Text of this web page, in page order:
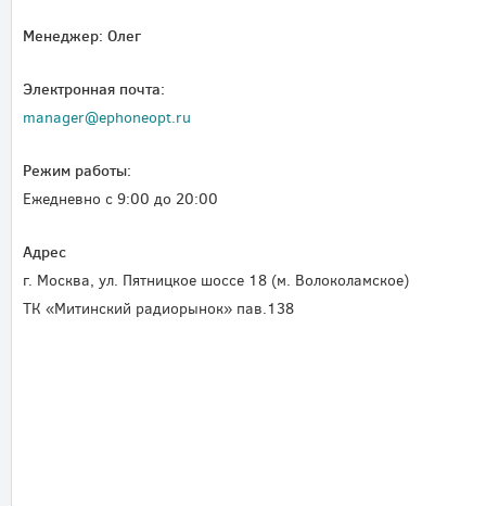
Менеджер: Олег
Электронная почта:
manager@ephoneopt.ru
Режим работы:
Ежедневно c 9:00 до 20:00
Адрес
г. Москва, ул. Пятницкое шоссе 18 (м. Волоколамское)
ТК «Митинский радиорынок» пав.138